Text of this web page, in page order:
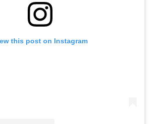
this post on Instagram